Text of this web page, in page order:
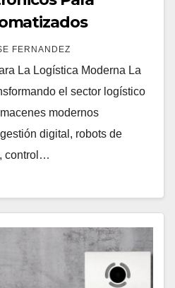
FERNANDEZ
La Logística Moderna La
el sector logístico
modernos
digital, robots de
control…